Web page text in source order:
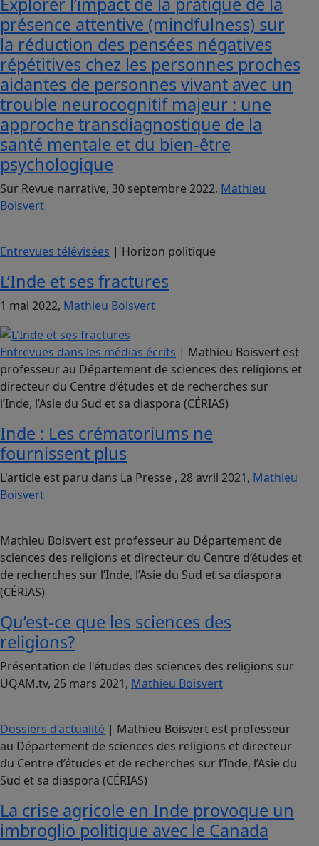
présence attentive (mindfulness) sur
la réduction des pensées négatives
répétitives chez les personnes proches
aidantes de personnes vivant avec un
trouble neurocognitif majeur : une
approche transdiagnostique de la
santé mentale et du bien-être
psychologique
Sur Revue narrative, 30 septembre 2022, Mathieu
Boisvert
Entrevues télévisées | Horizon politique
L’Inde et ses fractures
1 mai 2022, Mathieu Boisvert
Entrevues dans les médias écrits | Mathieu Boisvert est
professeur au Département de sciences des religions et
directeur du Centre d’études et de recherches sur
l’Inde, l’Asie du Sud et sa diaspora (CÉRIAS)
Inde : Les crématoriums ne
fournissent plus
L'article est paru dans La Presse , 28 avril 2021, Mathieu
Boisvert
Mathieu Boisvert est professeur au Département de
sciences des religions et directeur du Centre d’études et
de recherches sur l’Inde, l’Asie du Sud et sa diaspora
(CÉRIAS)
Qu’est-ce que les sciences des
religions?
Présentation de l'études des sciences des religions sur
UQAM.tv, 25 mars 2021, Mathieu Boisvert
Dossiers d’actualité | Mathieu Boisvert est professeur
au Département de sciences des religions et directeur
du Centre d’études et de recherches sur l’Inde, l’Asie du
Sud et sa diaspora (CÉRIAS)
La crise agricole en Inde provoque un
imbroglio politique avec le Canada